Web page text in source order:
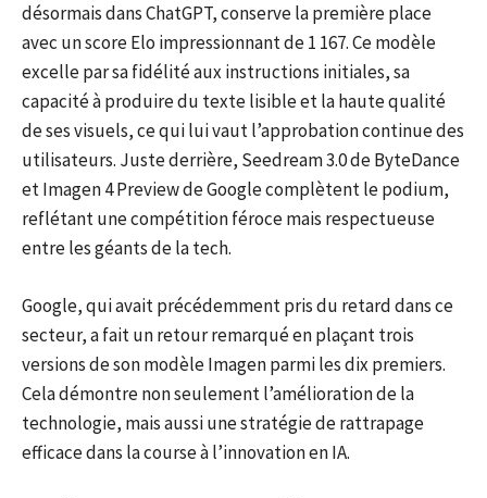
désormais dans ChatGPT, conserve la première place
avec un score Elo impressionnant de 1 167. Ce modèle
excelle par sa fidélité aux instructions initiales, sa
capacité à produire du texte lisible et la haute qualité
de ses visuels, ce qui lui vaut l’approbation continue des
utilisateurs. Juste derrière, Seedream 3.0 de ByteDance
et Imagen 4 Preview de Google complètent le podium,
reflétant une compétition féroce mais respectueuse
entre les géants de la tech.
Google, qui avait précédemment pris du retard dans ce
secteur, a fait un retour remarqué en plaçant trois
versions de son modèle Imagen parmi les dix premiers.
Cela démontre non seulement l’amélioration de la
technologie, mais aussi une stratégie de rattrapage
efficace dans la course à l’innovation en IA.